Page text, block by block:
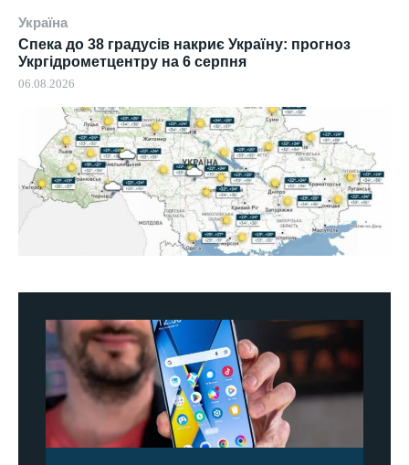
Україна
Спека до 38 градусів накриє Україну: прогноз
Укргідрометцентру на 6 серпня
06.08.2026